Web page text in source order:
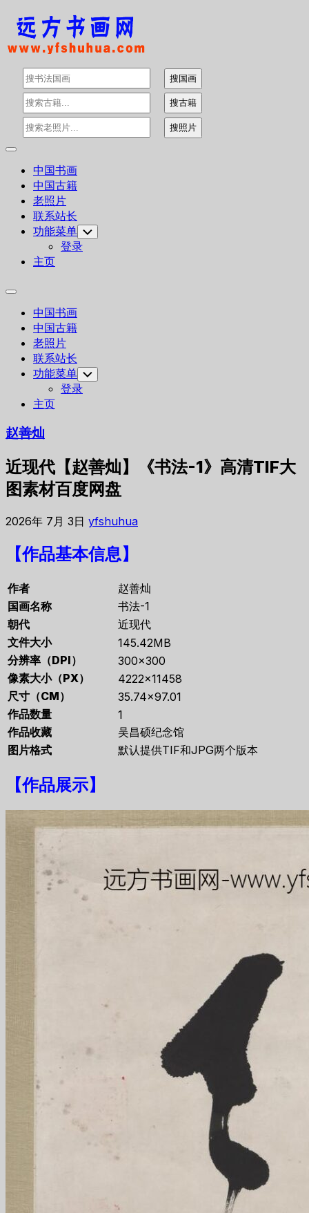
Skip
content
Expand
中国书画
中国古籍
老照片
联系站长
功能菜单 Toggle
Child
Menu
登录
主页
Expand
中国书画
中国古籍
老照片
联系站长
功能菜单 Toggle
Child
Menu
登录
主页
赵善灿
近现代【赵善灿】《书法-1》高清TIF大
图素材百度网盘
2026年 7月 3日 yfshuhua
【作品基本信息】
作者
赵善灿
国画名称
书法-1
朝代
近现代
文件大小
145.42MB
分辨率（DPI）
300×300
像素大小（PX）
4222×11458
尺寸（CM）
35.74×97.01
作品数量
1
作品收藏
吴昌硕纪念馆
图片格式
默认提供TIF和JPG两个版本
【作品展示】